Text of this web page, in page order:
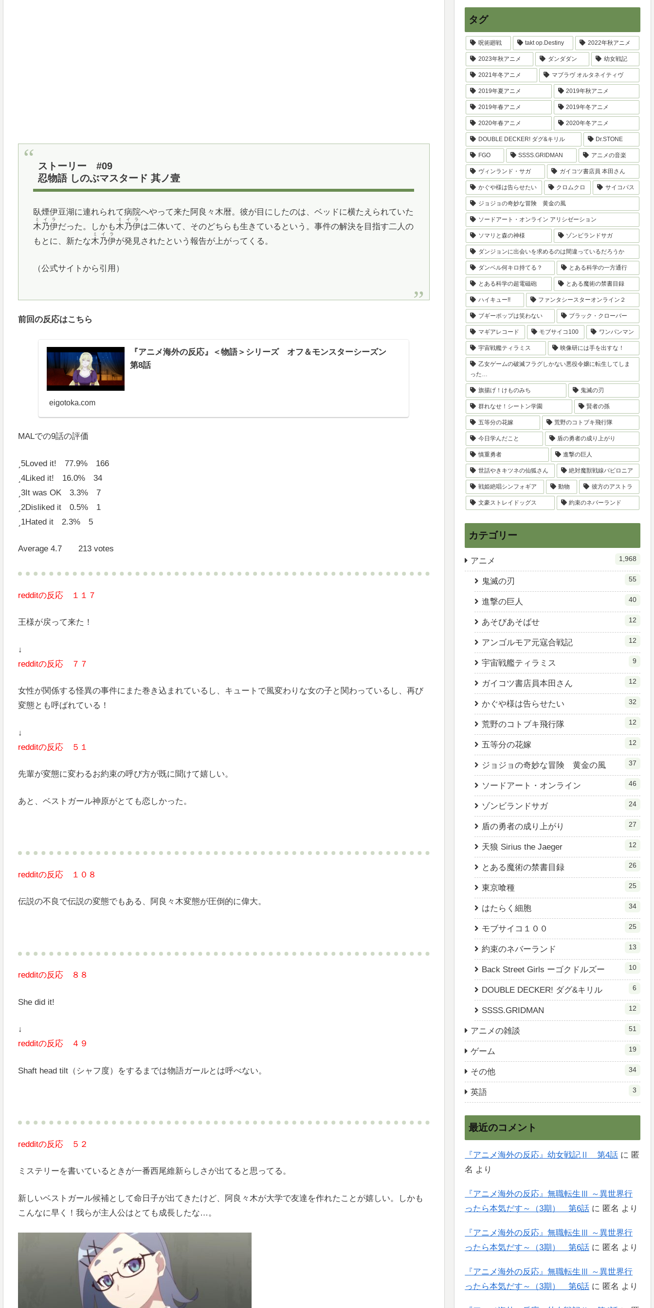
ストーリー #09
忍物語 しのぶマスタード 其ノ壹
臥煙伊豆湖に連れられて病院へやって来た阿良々木暦。彼が目にしたのは、ベッドに横たえられていた
木乃伊
ミイラ
だった。しかも木乃伊
ミイラ
は二体いて、そのどちらも生きているという。事件の解決を目指す二人の
もとに、新たな木乃伊
ミイラ
が発見されたという報告が上がってくる。
（公式サイトから引用）
前回の反応はこちら
『アニメ海外の反応』＜物語＞シリーズ オフ＆モンスターシーズン
第8話
eigotoka.com
MALでの9話の評価
5Loved it! 77.9% 166
4Liked it! 16.0% 34
3It was OK 3.3% 7
2Disliked it 0.5% 1
1Hated it 2.3% 5
Average 4.7 213 votes
redditの反応 １１７
王様が戻って来た！
↓
redditの反応 ７７
女性が関係する怪異の事件にまた巻き込まれているし、キュートで風変わりな女の子と関わっているし、再び
変態とも呼ばれている！
↓
redditの反応 ５１
先輩が変態に変わるお約束の呼び方が既に聞けて嬉しい。
あと、ベストガール神原がとても恋しかった。
redditの反応 １０８
伝説の不良で伝説の変態でもある、阿良々木変態が圧倒的に偉大。
redditの反応 ８８
She did it!
↓
redditの反応 ４９
Shaft head tilt（シャフ度）をするまでは物語ガールとは呼べない。
redditの反応 ５２
ミステリーを書いているときが一番西尾維新らしさが出てると思ってる。
新しいベストガール候補として命日子が出てきたけど、阿良々木が大学で友達を作れたことが嬉しい。しかも
こんなに早く！我らが主人公はとても成長したな…。
タグ
呪術廻戦 takt op.Destiny 2022年秋アニメ
2023年秋アニメ ダンダダン 幼女戦記
2021年冬アニメ マブラヴ オルタネイティヴ
2019年夏アニメ 2019年秋アニメ
2019年春アニメ 2019年冬アニメ
2020年春アニメ 2020年冬アニメ
DOUBLE DECKER! ダグ&キリル Dr.STONE
FGO SSSS.GRIDMAN アニメの音楽
ヴィンランド・サガ ガイコツ書店員 本田さん
かぐや様は告らせたい クロムクロ サイコパス
ジョジョの奇妙な冒険 黄金の風
ソードアート・オンライン アリシゼーション
ソマリと森の神様 ゾンビランドサガ
ダンジョンに出会いを求めるのは間違っているだろうか
ダンベル何キロ持てる？ とある科学の一方通行
とある科学の超電磁砲 とある魔術の禁書目録
ハイキュー!! ファンタシースターオンライン２
ブギーポップは笑わない ブラック・クローバー
マギアレコード モブサイコ100 ワンパンマン
宇宙戦艦ティラミス 映像研には手を出すな！
乙女ゲームの破滅フラグしかない悪役令嬢に転生してしま
った…
旗揚げ！けものみち 鬼滅の刃
群れなせ！シートン学園 賢者の孫
五等分の花嫁 荒野のコトブキ飛行隊
今日学んだこと 盾の勇者の成り上がり
慎重勇者 進撃の巨人
世話やきキツネの仙狐さん 絶対魔獣戦線バビロニア
戦姫絶唱シンフォギア 動物 彼方のアストラ
文豪ストレイドッグス 約束のネバーランド
カテゴリー
アニメ 1,968
鬼滅の刃 55
進撃の巨人 40
あそびあそばせ 12
アンゴルモア元寇合戦記 12
宇宙戦艦ティラミス 9
ガイコツ書店員本田さん 12
かぐや様は告らせたい 32
荒野のコトブキ飛行隊 12
五等分の花嫁 12
ジョジョの奇妙な冒険 黄金の風 37
ソードアート・オンライン 46
ゾンビランドサガ 24
盾の勇者の成り上がり 27
天狼 Sirius the Jaeger 12
とある魔術の禁書目録 26
東京喰種 25
はたらく細胞 34
モブサイコ１００ 25
約束のネバーランド 13
Back Street Girls ーゴクドルズー 10
DOUBLE DECKER! ダグ&キリル 6
SSSS.GRIDMAN 12
アニメの雑談 51
ゲーム 19
その他 34
英語 3
最近のコメント
『アニメ海外の反応』幼女戦記Ⅱ 第4話 に 匿
名 より
『アニメ海外の反応』無職転生Ⅲ ～異世界行
ったら本気だす～（3期） 第6話 に 匿名 より
『アニメ海外の反応』無職転生Ⅲ ～異世界行
ったら本気だす～（3期） 第6話 に 匿名 より
『アニメ海外の反応』無職転生Ⅲ ～異世界行
ったら本気だす～（3期） 第6話 に 匿名 より